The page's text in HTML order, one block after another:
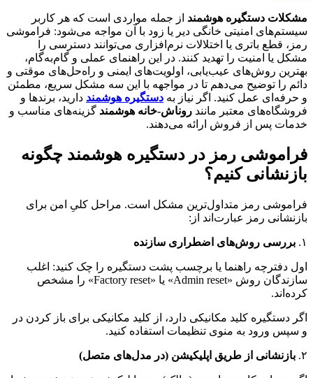
مشکلات دستگیره هوشمند از جمله مواردی است که هر کاربر
سیستم‌های امنیتی خانگی دیر یا زود با آن مواجه می‌شود: فراموشی
رمز، قطع باتری یا اختلالات نرم‌افزاری می‌توانند دسترسی را
مشکل یا امنیت را تهدید کنند. در این راهنمای عملی و گام‌به‌گام،
بهترین روش‌های عیب‌یابی، اولویت‌های ایمنی و راه‌حل‌های موقتی و
دائم را توضیح می‌دهم تا در مواجهه با این سه مشکل سریع، مطمئن
و حرفه‌ای عمل کنید. اگر نیاز به دستگیره هوشمند دارید، برندها و
فروشگاه‌های معتبر مانند روناش-خانه هوشمند گزینه‌های مناسب و
خدمات پس از فروش ارائه می‌دهند.
فراموشی رمز در دستگیره هوشمند چگونه
بازنشانی کنیم؟
فراموشی رمز متداول‌ترین مشکل است. مراحل کلیِ امن برای
بازنشانی رمز عبارت‌اند از:
۱. بررسی روش‌های اضطراری سازنده
اول دفترچه راهنما یا برچسب پشت دستگیره را چک کنید: اغلب
سازندگان روش «Admin reset» یا «Factory reset» را مشخص
کرده‌اند.
اگر دستگیره کلید مکانیکی دارد، از کلید مکانیکی برای باز کردن در
و سپس ورود به منوی تنظیمات استفاده کنید.
۲. بازنشانی از طریق اپلیکیشن (در مدل‌های متصل)